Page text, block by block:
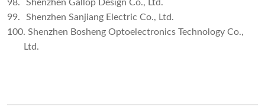
98.
Shenzhen Gallop Design Co., Ltd.
99.
Shenzhen Sanjiang Electric Co., Ltd.
100. Shenzhen Bosheng Optoelectronics Technology Co.,
Ltd.